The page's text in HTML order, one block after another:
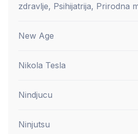
zdravlje, Psihijatrija, Prirodna
New Age
Nikola Tesla
Nindjucu
Ninjutsu